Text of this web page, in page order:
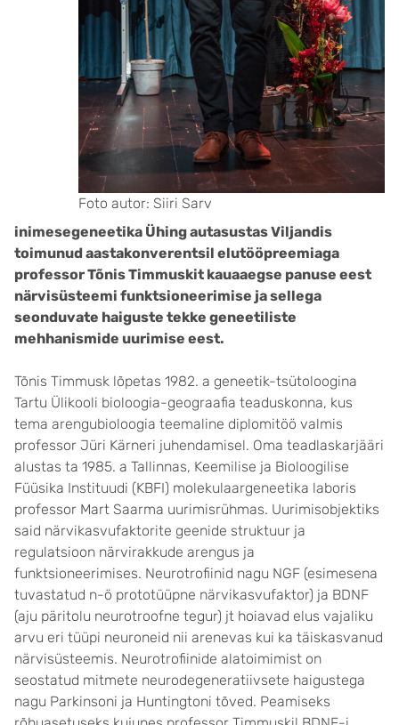
Foto autor: Siiri Sarv
inimesegeneetika Ühing autasustas Viljandis
toimunud aastakonverentsil elutööpreemiaga
professor Tõnis Timmuskit kauaaegse panuse eest
närvisüsteemi funktsioneerimise ja sellega
seonduvate haiguste tekke geneetiliste
mehhanismide uurimise eest.
Tõnis Timmusk lõpetas 1982. a geneetik-tsütoloogina
Tartu Ülikooli bioloogia-geograafia teaduskonna, kus
tema arengubioloogia teemaline diplomitöö valmis
professor Jüri Kärneri juhendamisel. Oma teadlaskarjääri
alustas ta 1985. a Tallinnas, Keemilise ja Bioloogilise
Füüsika Instituudi (KBFI) molekulaargeneetika laboris
professor Mart Saarma uurimisrühmas. Uurimisobjektiks
said närvikasvufaktorite geenide struktuur ja
regulatsioon närvirakkude arengus ja
funktsioneerimises. Neurotrofiinid nagu NGF (esimesena
tuvastatud n-ö prototüüpne närvikasvufaktor) ja BDNF
(aju päritolu neurotroofne tegur) jt hoiavad elus vajaliku
arvu eri tüüpi neuroneid nii arenevas kui ka täiskasvanud
närvisüsteemis. Neurotrofiinide alatoimimist on
seostatud mitmete neurodegeneratiivsete haigustega
nagu Parkinsoni ja Huntingtoni tõved. Peamiseks